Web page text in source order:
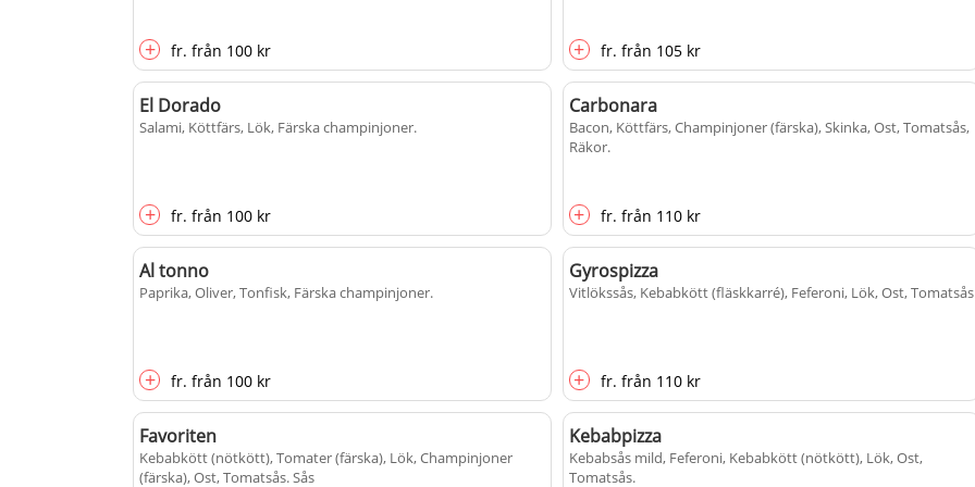
+ fr. från 100 kr + fr. från 105 kr
El Dorado
Salami, Köttfärs, Lök, Färska champinjoner.
+ fr. från 100 kr
Carbonara
Bacon, Köttfärs, Champinjoner (färska), Skinka, Ost, Tomatsås,
Räkor.
+ fr. från 110 kr
Al tonno
Paprika, Oliver, Tonfisk, Färska champinjoner.
+ fr. från 100 kr
Gyrospizza
Vitlökssås, Kebabkött (fläskkarré), Feferoni, Lök, Ost, Tomatsås
+ fr. från 110 kr
Favoriten
Kebabkött (nötkött), Tomater (färska), Lök, Champinjoner
(färska), Ost, Tomatsås. Sås
Kebabpizza
Kebabsås mild, Feferoni, Kebabkött (nötkött), Lök, Ost,
Tomatsås.